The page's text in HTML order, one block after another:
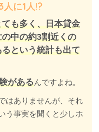
人に1人!?
も多く、日本貸金
中の約3割近くの
という統計も出て
があるんですよね。
はありませんが、それ
う事実を聞くと少しホ